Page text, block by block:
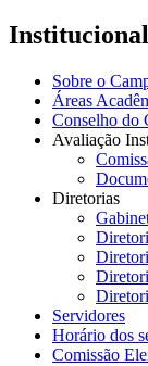
Institucional
Sobre o
Áreas
Conselho do
Avaliação
Diretorias
Servidores
Horário dos
Comissão